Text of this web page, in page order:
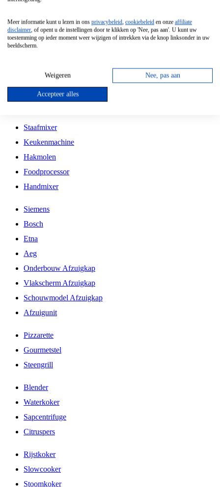
Vrijstaande Magnetron
Vrijstaande Kookplaat
Inbouw Gaskookplaat
Inbouw Keramische Kookplaat
Kookplaat Accessoires
Staafmixer
Keukenmachine
Hakmolen
Foodprocessor
Handmixer
Siemens
Bosch
Etna
Aeg
Onderbouw Afzuigkap
Vlakscherm Afzuigkap
Schouwmodel Afzuigkap
Afzuigunit
Pizzarette
Gourmetstel
Steengrill
Blender
Waterkoker
Sapcentrifuge
Citruspers
Rijstkoker
Slowcooker
Stoomkoker
Meer informatie kunt u lezen in ons privacybeleid, cookiebeleid en onze affiliate
disclaimer, of opent u de instellingen door te klikken op 'Nee, pas aan'. U kunt uw
toestemming op ieder moment weer wijzigen of intrekken via de knop linksonder in uw
beeldscherm.
Weigeren Nee, pas aan
Accepteer alles